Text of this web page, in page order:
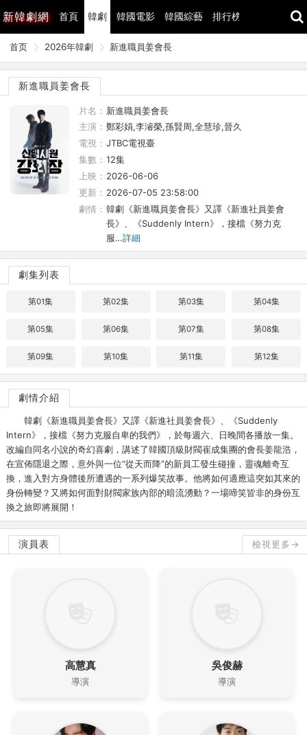
新韓劇網 首頁 韓劇 韓國電影 韓國綜藝 排行榜
首页 2026年韓劇 新進職員姜會長
新進職員姜會長
片名： 新進職員姜會長
主演： 鄭彩娟,李濬榮,孫賢周,全慧珍,晉久
電視： JTBC電視臺
集數： 12集
上映： 2026-06-06
更新： 2026-07-05 23:58:00
劇情： 韓劇《新進職員姜會長》又譯《新進社員姜會
長》、《Suddenly Intern》，接檔《努力克
服…詳細
劇集列表
第01集 第02集 第03集 第04集
第05集 第06集 第07集 第08集
第09集 第10集 第11集 第12集
劇情介紹
韓劇《新進職員姜會長》又譯《新進社員姜會長》、《Suddenly
Intern》，接檔《努力克服自卑的我們》，於每週六、日晚間各播放一集。
改編自同名小說的奇幻喜劇，講述了韓國頂級財閥崔成集團的會長姜龍浩，
在宣佈隱退之際，意外與一位“從天而降”的新員工發生碰撞，靈魂離奇互
換，進入對方身體後所遭遇的一系列爆笑故事。他將如何適應這突如其來的
身份轉變？又將如何面對財閥家族內部的暗流湧動？一場啼笑皆非的身份互
換之旅即將展開！
演員表 檢視更多→
高慧真
導演
吳俊赫
導演